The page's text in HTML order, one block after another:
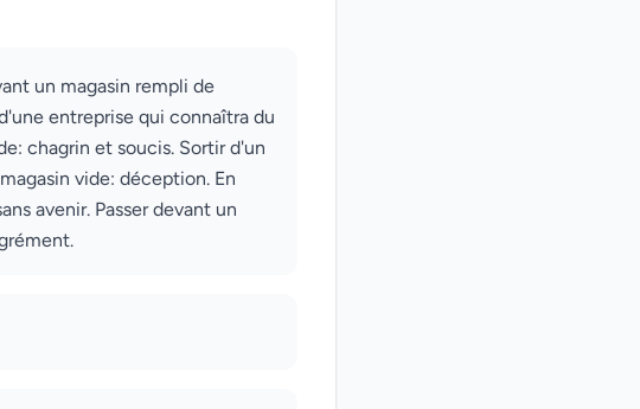
un magasin rempli de
entreprise qui connaîtra du
chagrin et soucis. Sortir d'un
vide: déception. En
avenir. Passer devant un